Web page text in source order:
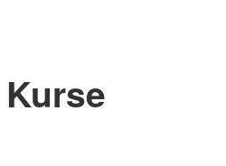
Kurse